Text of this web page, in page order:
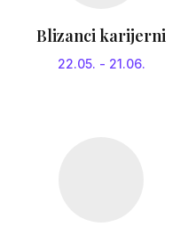
Blizanci karijerni
22.05. - 21.06.